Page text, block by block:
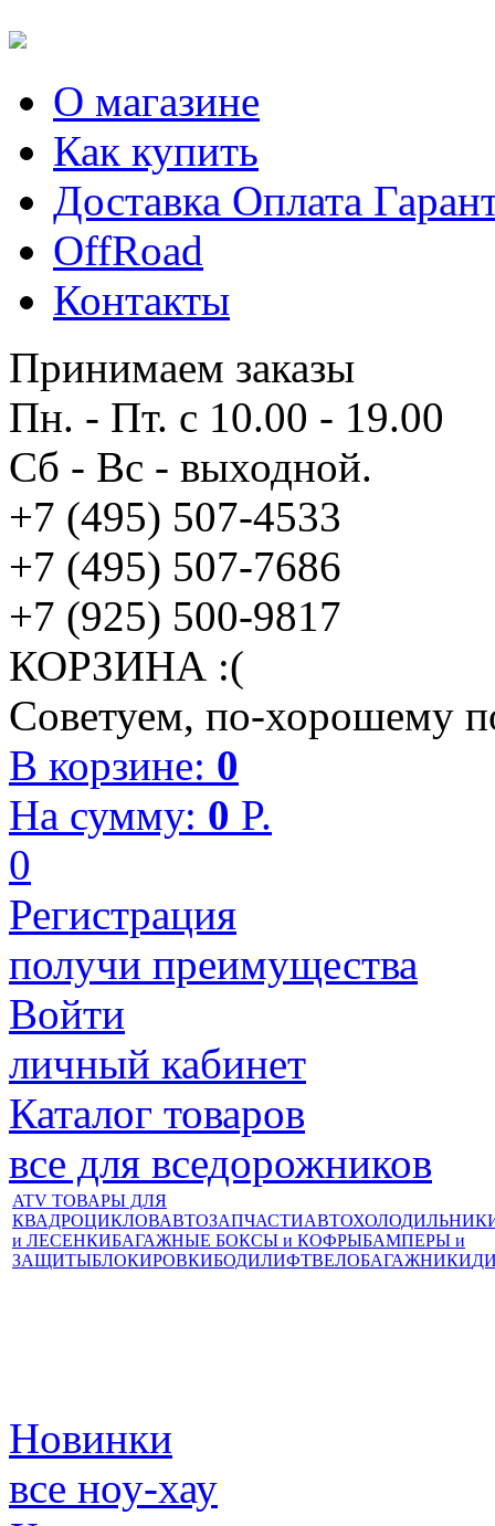
О магазине
Как купить
Доставка Оплата
OffRoad
Контакты
Принимаем заказы
Пн. - Пт. с 10.00 - 19.00
Сб - Вс - выходной.
+7 (495) 507-4533
+7 (495) 507-7686
+7 (925) 500-9817
КОРЗИНА :(
Советуем, по-хорошему
В корзине: 0
На сумму: 0 P.
0
Регистрация
получи преимущества
Войти
личный кабинет
Каталог товаров
все для вседорожников
ATV ТОВАРЫ ДЛЯ
КВАДРОЦИКЛОВАВТОЗАПЧАСТИ
и ЛЕСЕНКИБАГАЖНЫЕ БОКСЫ и КОФРЫБАМПЕРЫ и
ЗАЩИТЫБЛОКИРОВКИБОДИЛИФТВЕЛОБАГАЖНИКИ
Новинки
все ноу-хау